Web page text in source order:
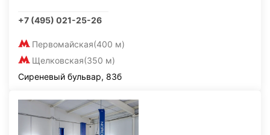
+7 (495) 021-25-26
Первомайская(400 м)
Щелковская(350 м)
Сиреневый бульвар, 83б